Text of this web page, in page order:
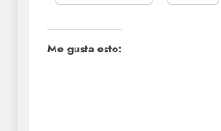
Me gusta esto: